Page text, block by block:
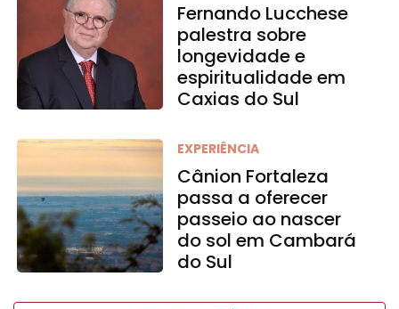
Fernando Lucchese
palestra sobre
longevidade e
espiritualidade em
Caxias do Sul
EXPERIÊNCIA
Cânion Fortaleza
passa a oferecer
passeio ao nascer
do sol em Cambará
do Sul